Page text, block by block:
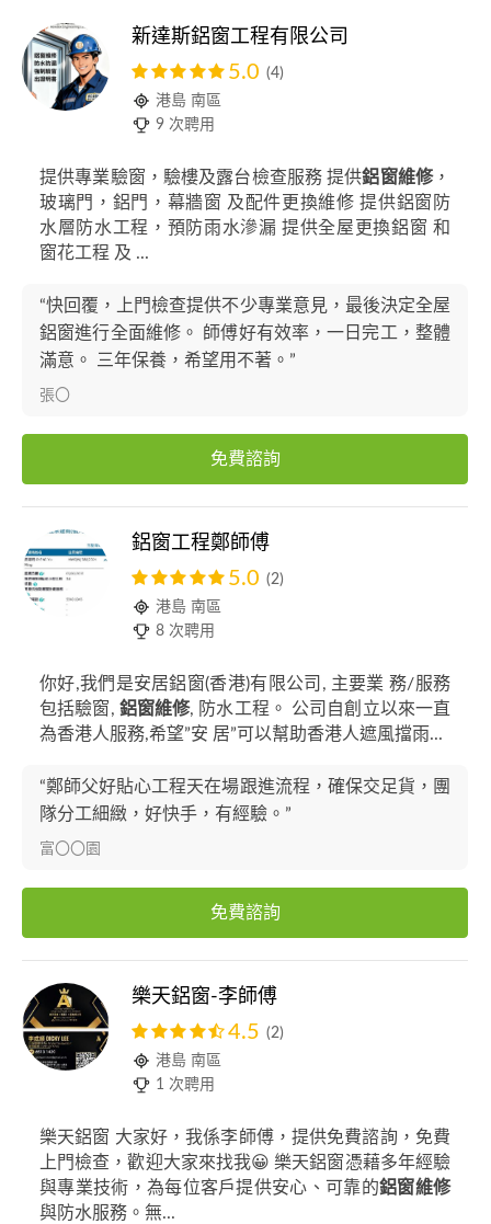
新達斯鋁窗工程有限公司
5.0 (4)
港島 南區
9 次聘用
提供專業驗窗，驗樓及露台檢查服務 提供鋁窗維修，
玻璃門，鋁門，幕牆窗 及配件更換維修 提供鋁窗防
水層防水工程，預防雨水滲漏 提供全屋更換鋁窗 和
窗花工程 及 ...
“快回覆，上門檢查提供不少專業意見，最後決定全屋
鋁窗進行全面維修。 師傅好有效率，一日完工，整體
滿意。 三年保養，希望用不著。”
張〇
免費諮詢
鋁窗工程鄭師傅
5.0 (2)
港島 南區
8 次聘用
你好,我們是安居鋁窗(香港)有限公司, 主要業 務/服務
包括驗窗, 鋁窗維修, 防水工程。 公司自創立以來一直
為香港人服務,希望”安 居”可以幫助香港人遮風擋雨...
“鄭師父好貼心工程天在場跟進流程，確保交足貨，團
隊分工細緻，好快手，有經驗。”
富〇〇園
免費諮詢
樂天鋁窗-李師傅
4.5 (2)
港島 南區
1 次聘用
樂天鋁窗 大家好，我係李師傅，提供免費諮詢，免費
上門檢查，歡迎大家來找我😀 樂天鋁窗憑藉多年經驗
與專業技術，為每位客戶提供安心、可靠的鋁窗維修
與防水服務。無...